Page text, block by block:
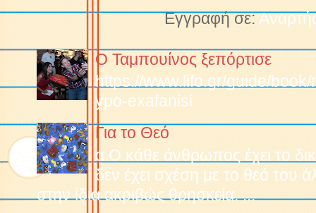
Εγγραφή σε:
Ο Ταμπουίνος ξεπόρτισε
https://www.lifo.gr/guide/
ypo-exafanisi
Για το Θεό
α.O κάθε άνθρωπος έχει το
δεν έχει σχέση με το θεό του
στην ίδια ακριβώς θρησκεία. ...